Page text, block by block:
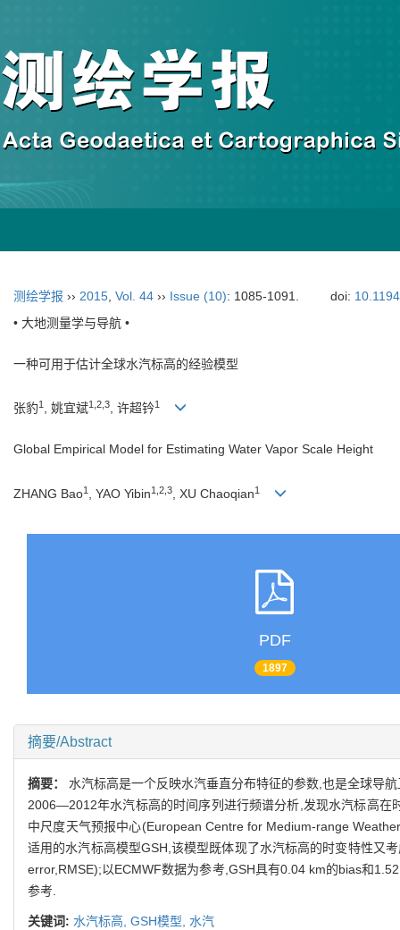
测绘学报 ›› 2015 Vol. 44 ›› Issue (10): 1085-1091. doi:
• 大地测量学与导航 •
一种可用于估计全球水汽标高的经验模型
张豹1 , 姚宜斌1,2,3, 许超钤1
Global Empirical Model for Estimating Water Vapor Scale Height
ZHANG Bao1 , YAO Yibin1,2,3 , XU Chaoqian1
PDF
1897
摘要/Abstract
摘要： 水汽标高是一个反映水汽垂直分布特征的参数,也是全球导
2006—2012年水汽标高的时间序列进行频谱分析,发现水汽标高在
中尺度天气预报中心(European Centre for Medium-range
适用的水汽标高模型GSH,该模型既体现了水汽标高的时变特性又
error,RMSE);以ECMWF数据为参考,GSH具有0.04 km的bias和
参考.
关键词: 水汽标高, GSH模型, 水汽